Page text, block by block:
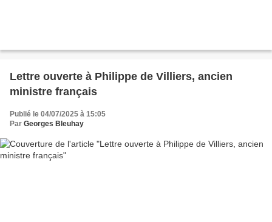
Lettre ouverte à Philippe de Villiers, ancien
ministre français
Publié le 04/07/2025 à 15:05
Par Georges Bleuhay